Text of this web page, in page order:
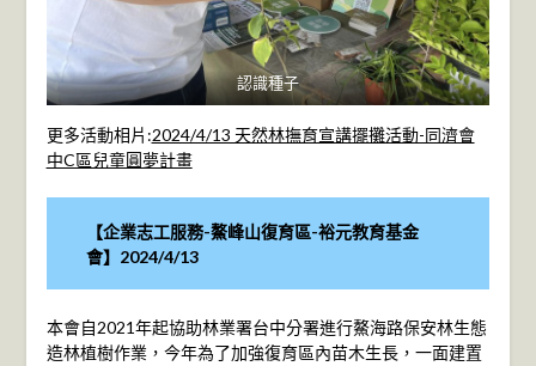
認識種子
更多活動相片:2024/4/13 天然林撫育宣講擺攤活動-同濟會
中C區兒童圓夢計畫
【企業志工服務-鰲峰山復育區-裕元教育基金
會】2024/4/13
本會自2021年起協助林業署台中分署進行鰲海路保安林生態
造林植樹作業，今年為了加強復育區內苗木生長，一面建置